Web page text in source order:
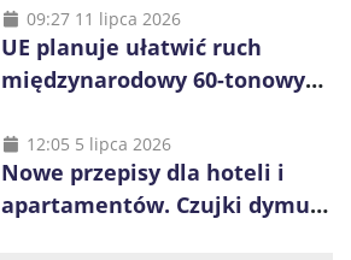
vouchery
09:27 11 lipca 2026
UE planuje ułatwić ruch
międzynarodowy 60-tonowych
konkurencji
12:05 5 lipca 2026
Nowe przepisy dla hoteli i
apartamentów. Czujki dymu